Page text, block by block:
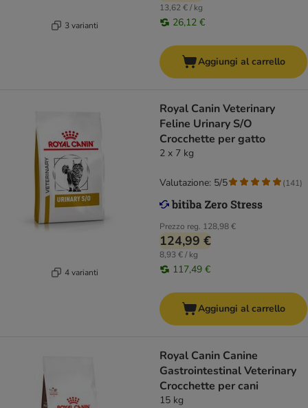
3 varianti
13,62 € / kg
26,12 €
Aggiungi al carrello
4 varianti
Royal Canin Veterinary
Feline Urinary S/O
Crocchette per gatto
2 x 7 kg
Prezzo reg. 128,98 €
124,99 €
8,93 € / kg
117,49 €
Valutazione: 5/5 (141)
Aggiungi al carrello
Royal Canin Canine
Gastrointestinal Veterinary
Crocchette per cani
15 kg